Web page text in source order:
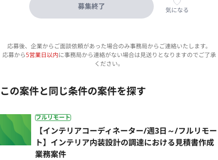
募集終了 気になる
応募後、企業からご面談依頼があった場合のみ事務局からご連絡いたします。
応募から5営業日以内に事務局から連絡がない場合は見送りとなりますのでご了承
ください。
この案件と同じ条件の案件を探す
フルリモート
【インテリアコーディネーター/週3日～/フルリモー
ト】インテリア内装設計の調達における見積書作成
業務案件